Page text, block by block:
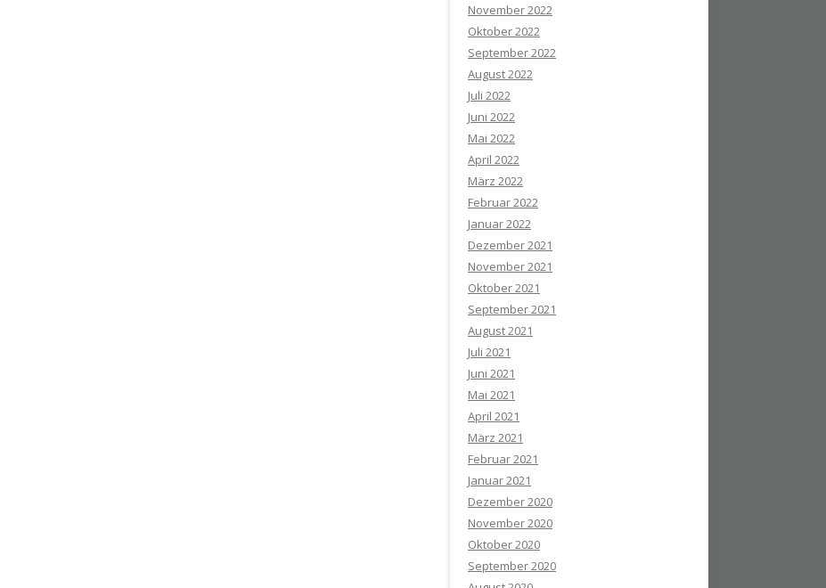
November 2022
Oktober 2022
September 2022
August 2022
Juli 2022
Juni 2022
Mai 2022
April 2022
März 2022
Februar 2022
Januar 2022
Dezember 2021
November 2021
Oktober 2021
September 2021
August 2021
Juli 2021
Juni 2021
Mai 2021
April 2021
März 2021
Februar 2021
Januar 2021
Dezember 2020
November 2020
Oktober 2020
September 2020